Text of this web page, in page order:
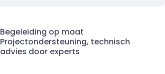
Begeleiding op maat
Projectondersteuning, technisch
advies door experts